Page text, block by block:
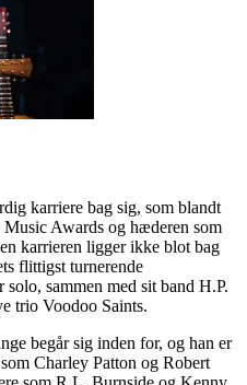
karriere bag sig, som blandt
Awards og hæderen som
karrieren ligger ikke blot bag
flittigst turnerende
sammen med sit band H.P.
trio Voodoo Saints.
begår sig inden for, og han er
Charley Patton og Robert